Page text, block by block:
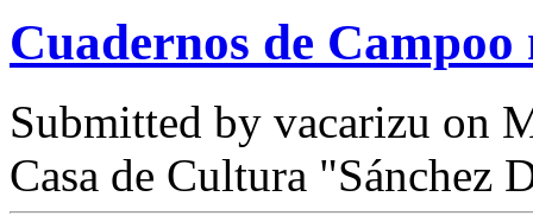
Cuadernos de Campoo
Submitted by vacarizu on
Casa de Cultura "Sánchez